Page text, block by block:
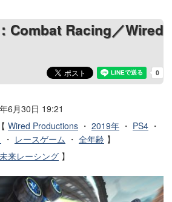
Combat Racing／Wired
6月30日 19:21
Wired Productions ・ 2019年 ・ PS4 ・
・ レースゲーム ・ 全年齢 】
来レーシング 】